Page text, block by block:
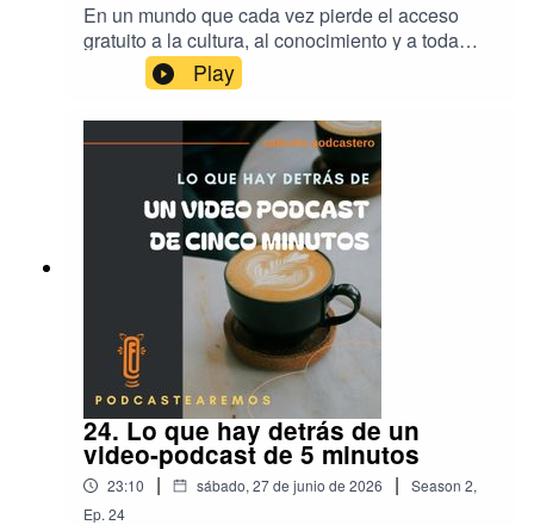
En un mundo que cada vez pierde el acceso
gratuito a la cultura, al conocimiento y a toda
forma de información, es importante recordar y
reivindicar la importancia de compartir contenido
de forma gratuita, sin atarse a una plataforma, sin
atarse a un muro de pago, y sin regalarle nuestro
contenido a una multinacional que no nos da
nada a cambio. Hoy hablamos del Feed RSS, la
piedra fundamental del Podcasting.La plataforma
recomendada de esta semana:
www.podlink.comPara conocer más sobre Sci
Hub y su creadora, nos basamos en este video:
https://www.youtube.com/watch?
v=8Ncr4pEqn9EContactos, comentarios y
sugerencias:
hola@felinaestudio.comhttps://www.instagram.co
m/felina.podcastera/
Play
24. Lo que hay detrás de un
video-podcast de 5 minutos
23:10 | sábado, 27 de junio de 2026 | Season 2,
Ep. 24